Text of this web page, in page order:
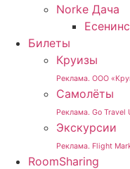
Norke Дача
Билеты
Круизы
Реклама. ООО
Самолёты
Реклама. Go
Экскурсии
Реклама. Flight
RoomSharing